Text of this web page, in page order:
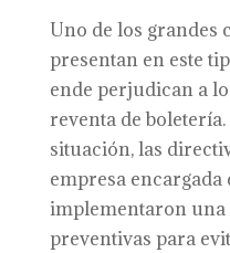
Uno de los grandes
presentan en este
ende perjudican a
reventa de
situación, las
empresa encargada
implementaron una
preventivas para